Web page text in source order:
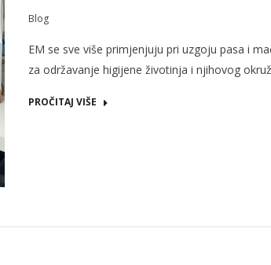
Blog
EM se sve više primjenjuju pri uzgoju pasa i
za održavanje higijene životinja i njihovog
PROČITAJ VIŠE